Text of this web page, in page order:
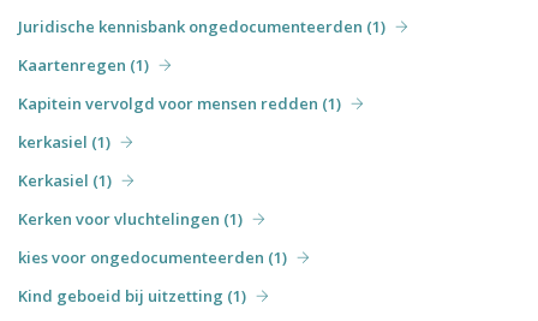
Juridische kennisbank ongedocumenteerden (1)
Kaartenregen (1)
Kapitein vervolgd voor mensen redden (1)
kerkasiel (1)
Kerkasiel (1)
Kerken voor vluchtelingen (1)
kies voor ongedocumenteerden (1)
Kind geboeid bij uitzetting (1)